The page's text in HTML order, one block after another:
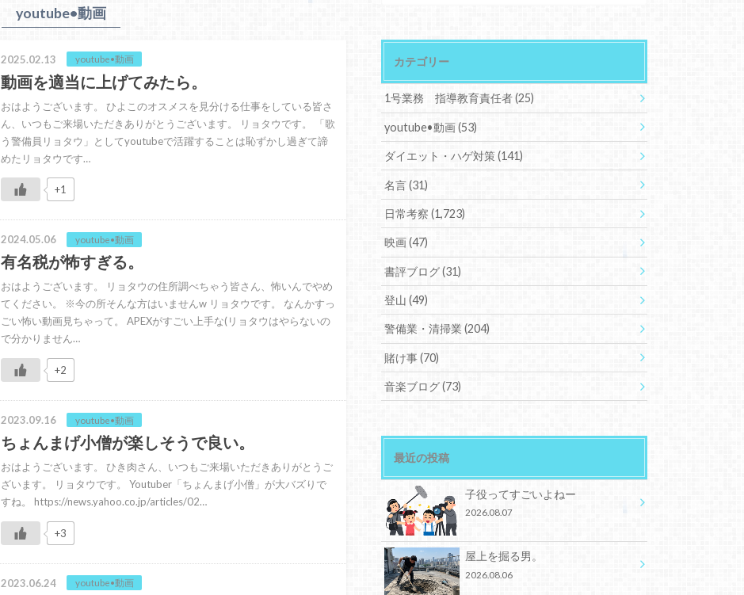
youtube•動画
2025.02.13 youtube•動画
動画を適当に上げてみたら。
おはようございます。 ひよこのオスメスを見分ける仕事をしている皆さ
ん、いつもご来場いただきありがとうございます。 リョタウです。 「歌
う警備員リョタウ」としてyoutubeで活躍することは恥ずかし過ぎて諦
めたリョタウです…
+1
2024.05.06 youtube•動画
有名税が怖すぎる。
おはようございます。 リョタウの住所調べちゃう皆さん、怖いんでやめ
てください。 ※今の所そんな方はいませんw リョタウです。 なんかすっ
ごい怖い動画見ちゃって。 APEXがすごい上手な(リョタウはやらないの
で分かりません…
+2
2023.09.16 youtube•動画
ちょんまげ小僧が楽しそうで良い。
おはようございます。 ひき肉さん、いつもご来場いただきありがとうご
ざいます。 リョタウです。 Youtuber「ちょんまげ小僧」が大バズりで
すね。 https://news.yahoo.co.jp/articles/02…
+3
2023.06.24 youtube•動画
カテゴリー
1号業務 指導教育責任者(25)
youtube•動画(53)
ダイエット・ハゲ対策(141)
名言(31)
日常考察(1,723)
映画(47)
書評ブログ(31)
登山(49)
警備業・清掃業(204)
賭け事(70)
音楽ブログ(73)
最近の投稿
子役ってすごいよねー
2026.08.07
屋上を掘る男。
2026.08.06